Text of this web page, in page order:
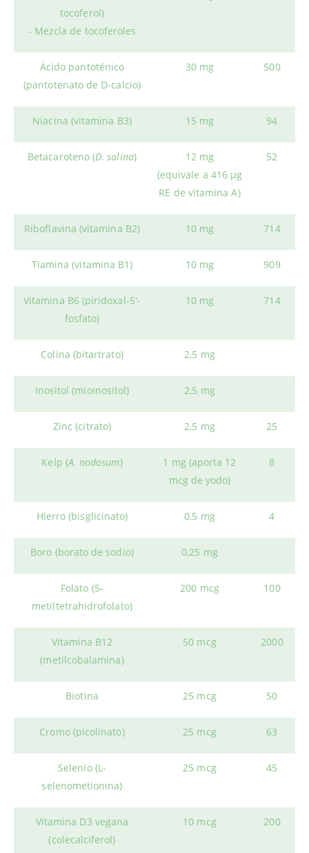
tocoferol)
- Mezcla de tocoferoles
Ácido pantoténico
(pantotenato de D-calcio)
30 mg 500
Niacina (vitamina B3) 15 mg 94
Betacaroteno (D. salina)
12 mg
(equivale a 416 μg
RE de vitamina A)
52
Riboflavina (vitamina B2) 10 mg 714
Tiamina (vitamina B1) 10 mg 909
Vitamina B6 (piridoxal-5'-
fosfato)
10 mg 714
Colina (bitartrato) 2,5 mg
Inositol (mioinositol) 2,5 mg
Zinc (citrato) 2,5 mg 25
Kelp (A. nodosum)
1 mg (aporta 12
mcg de yodo)
8
Hierro (bisglicinato) 0,5 mg 4
Boro (borato de sodio) 0,25 mg
Folato (5-
metiltetrahidrofolato)
200 mcg 100
Vitamina B12
(metilcobalamina)
50 mcg 2000
Biotina 25 mcg 50
Cromo (picolinato) 25 mcg 63
Selenio (L-
selenometionina)
25 mcg 45
Vitamina D3 vegana
(colecalciferol)
10 mcg 200